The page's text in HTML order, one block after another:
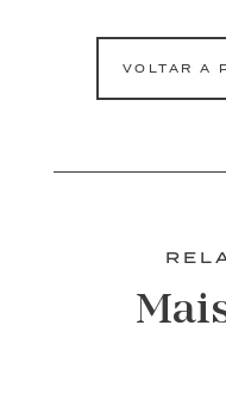
VOLTAR A